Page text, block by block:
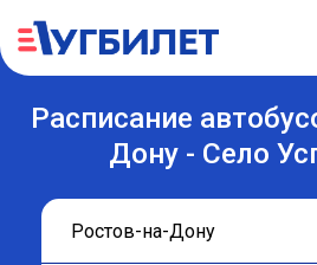
Расписание
Дону - Село